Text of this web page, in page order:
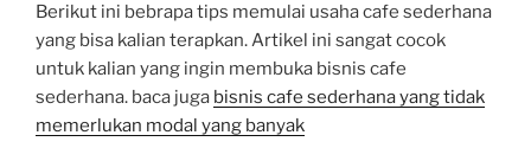
Berikut ini bebrapa tips memulai usaha cafe sederhana
yang bisa kalian terapkan. Artikel ini sangat cocok
untuk kalian yang ingin membuka bisnis cafe
sederhana. baca juga bisnis cafe sederhana yang tidak
memerlukan modal yang banyak